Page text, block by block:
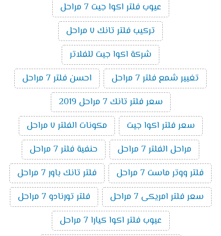
عيوب فلتر اكوا جيت 7 مراحل
تركيب فلتر تانك ٧ مراحل
شركة اكوا جيت للفلاتر
تغيير شمع فلتر 7 مراحل
احسن فلتر 7 مراحل
سعر فلتر تانك 7 مراحل 2019
سعر فلتر اكوا جيت
مكونات الفلتر ٧ مراحل
مراحل الفلتر 7 مراحل
حنفية فلتر 7 مراحل
فلتر ووتر ماست 7 مراحل
فلتر تانك باور 7 مراحل
سعر فلتر امريكى 7 مراحل
فلتر تورنادو 7 مراحل
عيوب فلتر اكوا كيارا 7 مراحل